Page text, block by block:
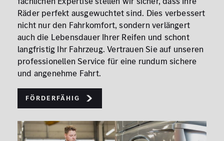
Räder perfekt ausgewuchtet sind. Dies verbessert
nicht nur den Fahrkomfort, sondern verlängert
auch die Lebensdauer Ihrer Reifen und schont
langfristig Ihr Fahrzeug. Vertrauen Sie auf unseren
professionellen Service für eine rundum sichere
und angenehme Fahrt.
Förderfähig